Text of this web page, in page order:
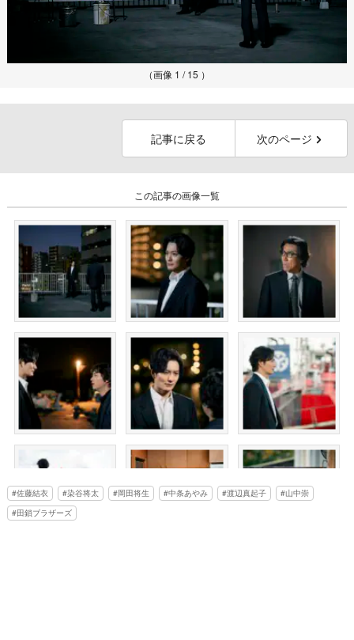
（画像 1 / 15 ）
記事に戻る 次のページ
この記事の画像一覧
佐藤結衣 染谷将太 岡田将生 中条あやみ 渡辺真起子
山中崇
田鎖ブラザーズ